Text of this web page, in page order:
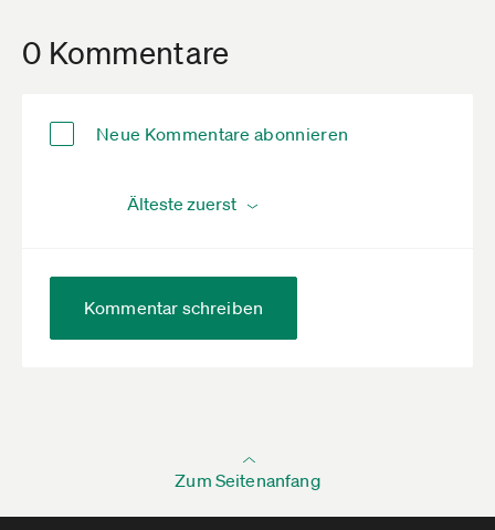
0 Kommentare
Neue Kommentare abonnieren
Kommentar schreiben
Zum Seitenanfang